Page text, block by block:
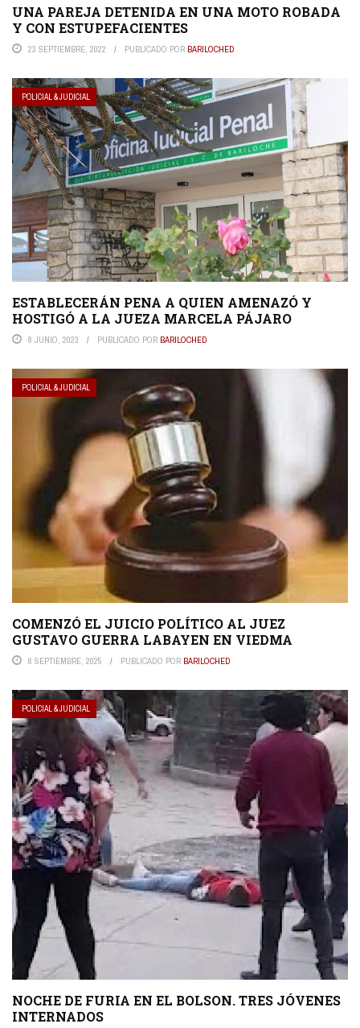
UNA PAREJA DETENIDA EN UNA MOTO ROBADA
Y CON ESTUPEFACIENTES
23 SEPTIEMBRE, 2022 PUBLICADO POR BARILOCHED
POLICIAL & JUDICIAL
ESTABLECERÁN PENA A QUIEN AMENAZÓ Y
HOSTIGÓ A LA JUEZA MARCELA PÁJARO
8 JUNIO, 2023 PUBLICADO POR BARILOCHED
POLICIAL & JUDICIAL
COMENZÓ EL JUICIO POLÍTICO AL JUEZ
GUSTAVO GUERRA LABAYEN EN VIEDMA
6 SEPTIEMBRE, 2025 PUBLICADO POR BARILOCHED
POLICIAL & JUDICIAL
NOCHE DE FURIA EN EL BOLSON. TRES JÓVENES
INTERNADOS